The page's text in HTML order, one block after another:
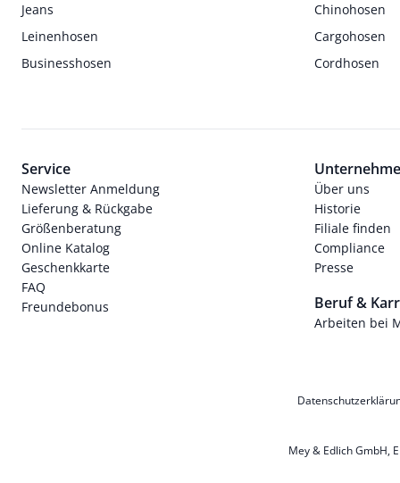
Jeans
Chinohosen
Leinenhosen
Cargohosen
Businesshosen
Cordhosen
Service
Newsletter Anmeldung
Lieferung & Rückgabe
Größenberatung
Online Katalog
Geschenkkarte
FAQ
Freundebonus
Über uns
Historie
Filiale finden
Compliance
Presse
Beruf &
Arbeiten bei
Mey & Edlich GmbH,